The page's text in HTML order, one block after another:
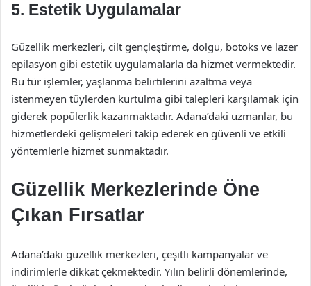
5. Estetik Uygulamalar
Güzellik merkezleri, cilt gençleştirme, dolgu, botoks ve lazer
epilasyon gibi estetik uygulamalarla da hizmet vermektedir.
Bu tür işlemler, yaşlanma belirtilerini azaltma veya
istenmeyen tüylerden kurtulma gibi talepleri karşılamak için
giderek popülerlik kazanmaktadır. Adana’daki uzmanlar, bu
hizmetlerdeki gelişmeleri takip ederek en güvenli ve etkili
yöntemlerle hizmet sunmaktadır.
Güzellik Merkezlerinde Öne
Çıkan Fırsatlar
Adana’daki güzellik merkezleri, çeşitli kampanyalar ve
indirimlerle dikkat çekmektedir. Yılın belirli dönemlerinde,